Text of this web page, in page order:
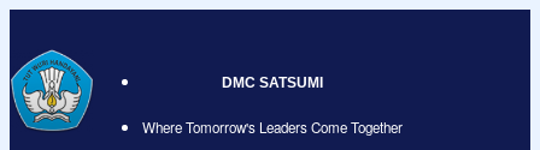
DMC SATSUMI
Where Tomorrow's Leaders Come Together